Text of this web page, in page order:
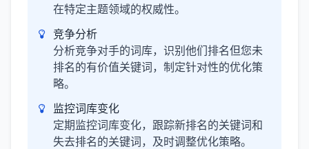
在特定主题领域的权威性。
竞争分析
分析竞争对手的词库，识别他们排名但您未
排名的有价值关键词，制定针对性的优化策
略。
监控词库变化
定期监控词库变化，跟踪新排名的关键词和
失去排名的关键词，及时调整优化策略。